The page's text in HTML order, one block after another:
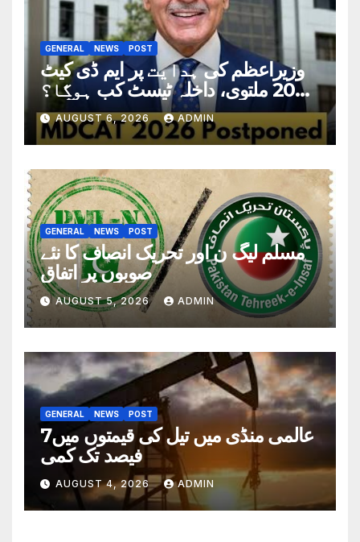
GENERAL NEWS POST
وزیراعظم کی ہدایت پر ایم ڈی کیٹ
2026 ملتوی، داخلہ ٹیسٹ کب ہوگا؟
تاریخ سامنے آگئی
AUGUST 6, 2026 ADMIN
GENERAL NEWS POST
مسلم لیگ ن اور تحریک انصاف کا نئے
صوبوں پر اتفاق
AUGUST 5, 2026 ADMIN
GENERAL NEWS POST
عالمی منڈی میں تیل کی قیمتوں میں7
فیصد تک کمی
AUGUST 4, 2026 ADMIN